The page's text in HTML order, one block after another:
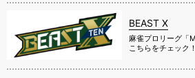
BEAST X
麻雀プロリーグ「
こちらをチェック！